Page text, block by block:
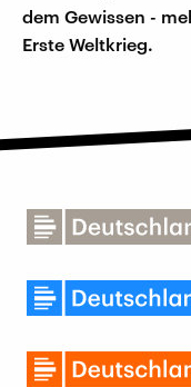
dem Gewissen -
Erste Weltkrieg.